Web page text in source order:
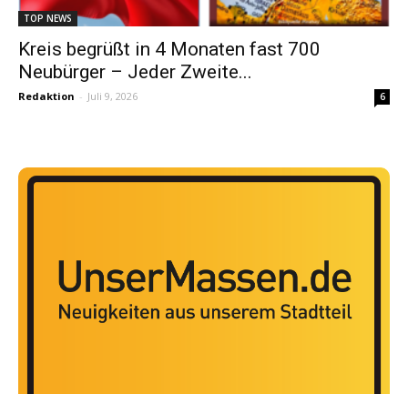
TOP NEWS
Kreis begrüßt in 4 Monaten fast 700
Neubürger – Jeder Zweite...
Redaktion - Juli 9, 2026 6